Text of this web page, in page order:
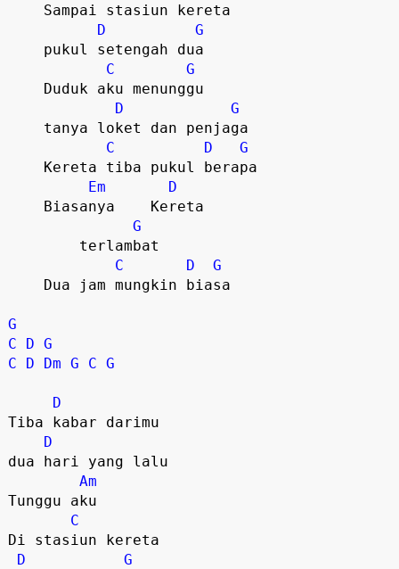
D
G
C
G
D
G
C
D
G
Em
D
G
C
D
G
G
C
D G
C
D Dm G C G
D
Tiba kabar darimu
D
dua hari yang lalu
Am
Tunggu aku
C
Di stasiun kereta
D
G